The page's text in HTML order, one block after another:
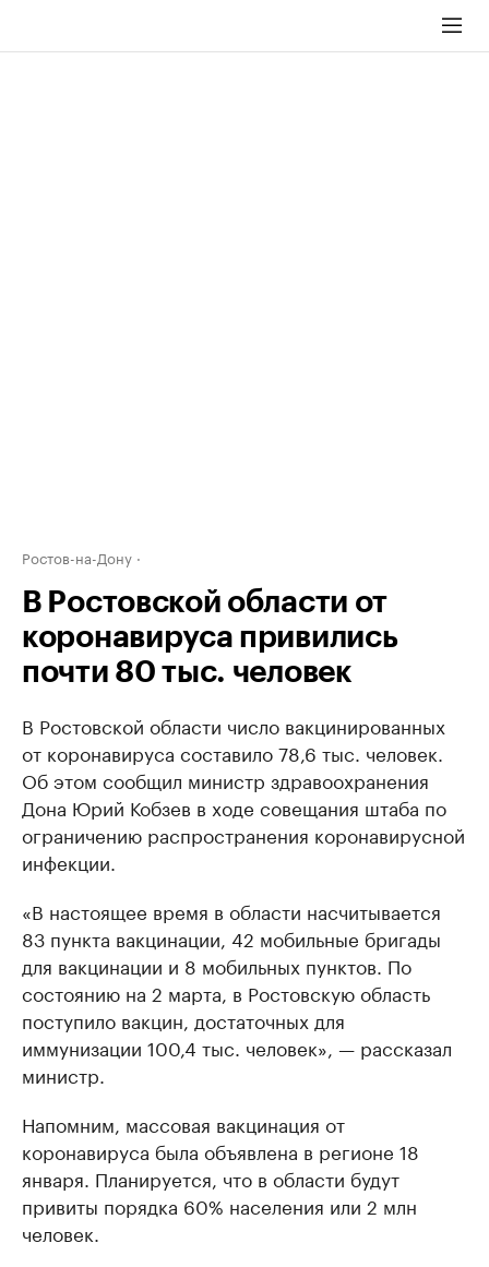
Ростов-на-Дону
В Ростовской области от
коронавируса привились
почти 80 тыс. человек
В Ростовской области число вакцинированных
от коронавируса составило 78,6 тыс. человек.
Об этом сообщил министр здравоохранения
Дона Юрий Кобзев в ходе совещания штаба по
ограничению распространения коронавирусной
инфекции.
«В настоящее время в области насчитывается
83 пункта вакцинации, 42 мобильные бригады
для вакцинации и 8 мобильных пунктов. По
состоянию на 2 марта, в Ростовскую область
поступило вакцин, достаточных для
иммунизации 100,4 тыс. человек», — рассказал
министр.
Напомним, массовая вакцинация от
коронавируса была объявлена в регионе 18
января. Планируется, что в области будут
привиты порядка 60% населения или 2 млн
человек.